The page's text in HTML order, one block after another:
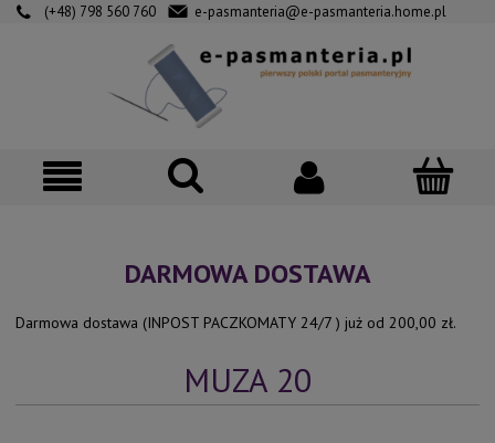
(+48) 798 560 760 e-pasmanteria@e-pasmanteria.home.pl
DARMOWA DOSTAWA
Darmowa dostawa (INPOST PACZKOMATY 24/7 ) już od 200,00 zł.
MUZA 20